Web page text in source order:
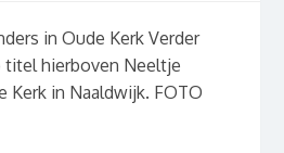
in Oude Kerk Verder
titel hierboven Neeltje
Kerk in Naaldwijk. FOTO